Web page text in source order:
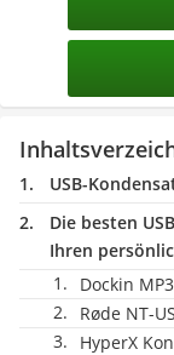
USB-
Die besten
Ihren
Dockin
Røde NT-
HyperX